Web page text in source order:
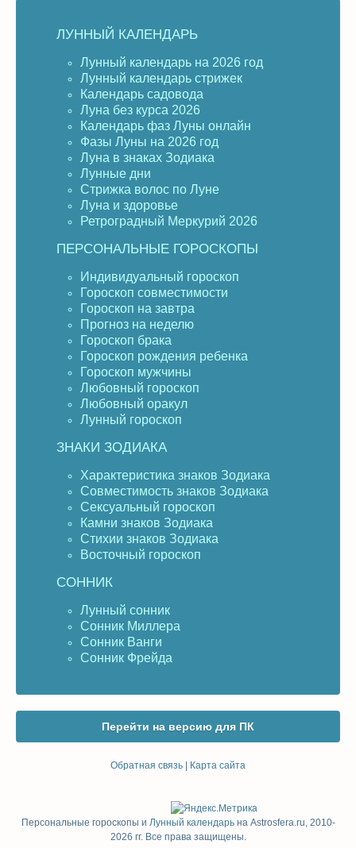
ЛУННЫЙ КАЛЕНДАРЬ
Лунный календарь на 2026 год
Лунный календарь стрижек
Календарь садовода
Луна без курса 2026
Календарь фаз Луны онлайн
Фазы Луны на 2026 год
Луна в знаках Зодиака
Лунные дни
Стрижка волос по Луне
Луна и здоровье
Ретроградный Меркурий 2026
ПЕРСОНАЛЬНЫЕ ГОРОСКОПЫ
Индивидуальный гороскоп
Гороскоп совместимости
Гороскоп на завтра
Прогноз на неделю
Гороскоп брака
Гороскоп рождения ребенка
Гороскоп мужчины
Любовный гороскоп
Любовный оракул
Лунный гороскоп
ЗНАКИ ЗОДИАКА
Характеристика знаков Зодиака
Совместимость знаков Зодиака
Сексуальный гороскоп
Камни знаков Зодиака
Стихии знаков Зодиака
Восточный гороскоп
СОННИК
Лунный сонник
Сонник Миллера
Сонник Ванги
Сонник Фрейда
Перейти на версию для ПК
Обратная связь Карта сайта
Персональные гороскопы и Лунный календарьна Astrosfera.ru, 2010-
2026 гг. Все права защищены.